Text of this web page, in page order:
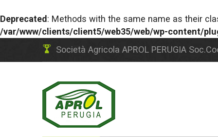
Deprecated : Methods with the same name as their
/var/www/clients/client5/web35/web/wp-content/
Società Agricola APROL PERUGIA